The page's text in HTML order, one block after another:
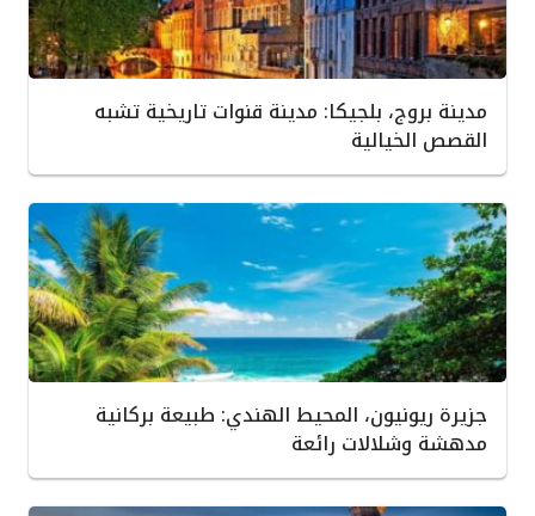
مدينة بروج، بلجيكا: مدينة قنوات تاريخية تشبه
القصص الخيالية
جزيرة ريونيون، المحيط الهندي: طبيعة بركانية
مدهشة وشلالات رائعة